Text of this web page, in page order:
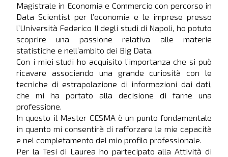
Magistrale in Economia e Commercio con percorso in
Data Scientist per l’economia e le imprese presso
l’Università Federico II degli studi di Napoli, ho potuto
scoprire una passione relativa alle materie
statistiche e nell’ambito dei Big Data.
Con i miei studi ho acquisito l’importanza che si può
ricavare associando una grande curiosità con le
tecniche di estrapolazione di informazioni dai dati,
che mi ha portato alla decisione di farne una
professione.
In questo il Master CESMA è un punto fondamentale
in quanto mi consentirà di rafforzare le mie capacità
e nel completamento del mio profilo professionale.
Per la Tesi di Laurea ho partecipato alla Attività di